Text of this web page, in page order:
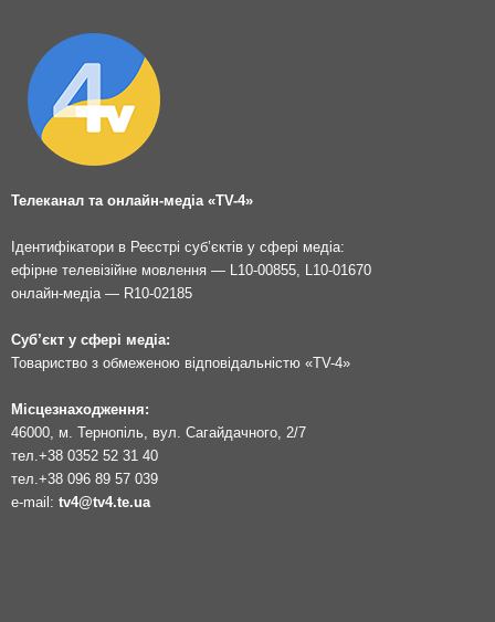
Телеканал та онлайн-медіа «TV-4»
Ідентифікатори в Реєстрі суб’єктів у сфері медіа:
ефірне телевізійне мовлення — L10-00855, L10-01670
онлайн-медіа — R10-02185
Суб’єкт у сфері медіа:
Товариство з обмеженою відповідальністю «TV-4»
Місцезнаходження:
46000, м. Тернопіль, вул. Сагайдачного, 2/7
тел. +38 0352 52 31 40
тел. +38 096 89 57 039
e-mail: tv4@tv4.te.ua